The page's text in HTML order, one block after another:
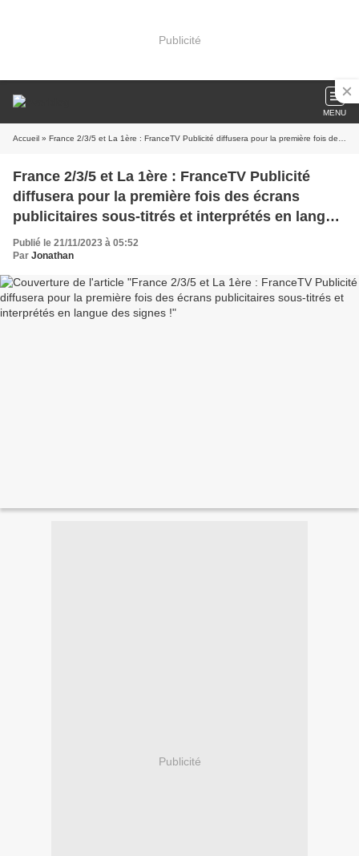
Publicité
MENU
Accueil » France 2/3/5 et La 1ère : FranceTV Publicité diffusera pour la première fois des écrans publicitaires sous-titrés et interprétés en langue des signes !
France 2/3/5 et La 1ère : FranceTV Publicité
diffusera pour la première fois des écrans
publicitaires sous-titrés et interprétés en langue
des signes !
Publié le 21/11/2023 à 05:52
Par Jonathan
Publicité